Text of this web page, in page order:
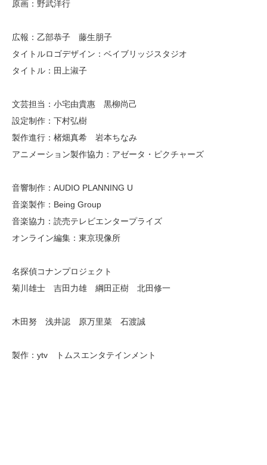
原画：野武洋行
広報：乙部恭子 藤生朋子
タイトルロゴデザイン：ベイブリッジスタジオ
タイトル：田上淑子
文芸担当：小宅由貴惠 黒柳尚己
設定制作：下村弘樹
製作進行：楮畑真希 岩本ちなみ
アニメーション製作協力：アゼータ・ピクチャーズ
音響制作：AUDIO PLANNING U
音楽製作：Being Group
音楽協力：読売テレビエンタープライズ
オンライン編集：東京現像所
名探偵コナンプロジェクト
菊川雄士 吉田力雄 綱田正樹 北田修一
木田努 浅井認 原万里菜 石渡誠
製作：ytv トムスエンタテインメント